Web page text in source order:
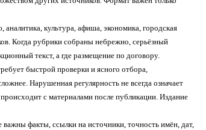
культура, афиша, экономика, городская
Когда рубрики собраны небрежно, серьёзный
текст, а где размещение по договору.
быстрой проверки и ясного отбора,
Нарушенная регулярность не всегда означает
с материалами после публикации. Издание
важны факты, ссылки на источники, точность имён, дат,